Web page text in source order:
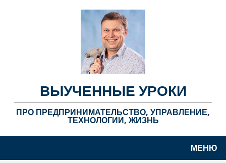
ВЫУЧЕННЫЕ УРОКИ
ПРО ПРЕДПРИНИМАТЕЛЬСТВО, УПРАВЛЕНИЕ,
ТЕХНОЛОГИИ, ЖИЗНЬ
МЕНЮ